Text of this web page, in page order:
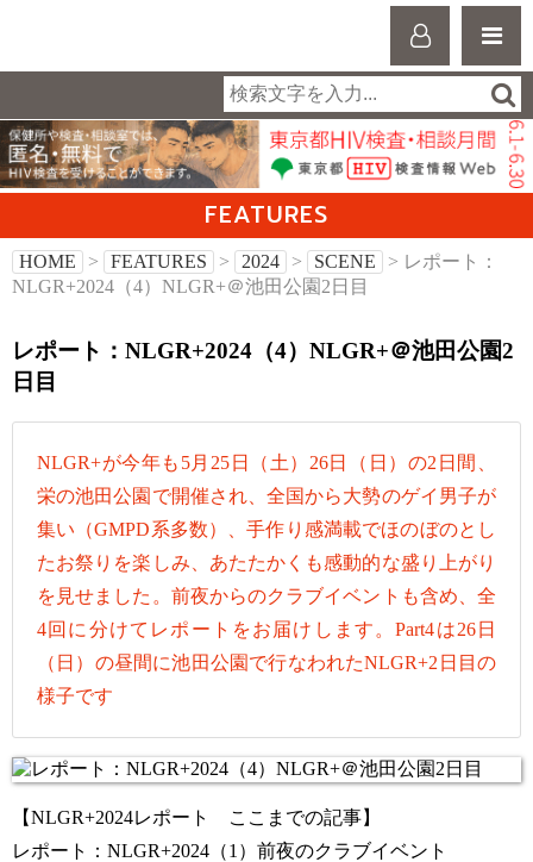
FEATURES
HOME > FEATURES > 2024 > SCENE
> レポート：
NLGR+2024（4）NLGR+＠池田公園2日目
レポート：NLGR+2024（4）NLGR+＠池田公園2
日目
NLGR+が今年も5月25日（土）26日（日）の2日間、
栄の池田公園で開催され、全国から大勢のゲイ男子が
集い（GMPD系多数）、手作り感満載でほのぼのとし
たお祭りを楽しみ、あたたかくも感動的な盛り上がり
を見せました。前夜からのクラブイベントも含め、全
4回に分けてレポートをお届けします。Part4は26日
（日）の昼間に池田公園で行なわれたNLGR+2日目の
様子です
【NLGR+2024レポート ここまでの記事】
レポート：NLGR+2024（1）前夜のクラブイベント